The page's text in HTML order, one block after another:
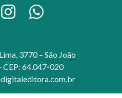
3770 – São João
CEP: 64.047-020